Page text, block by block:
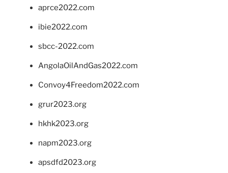
aprce2022.com
ibie2022.com
sbcc-2022.com
AngolaOilAndGas2022.com
Convoy4Freedom2022.com
grur2023.org
hkhk2023.org
napm2023.org
apsdfd2023.org